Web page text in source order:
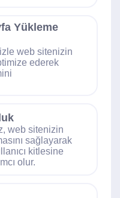
Yükleme
web sitenizin
ederek
web sitenizin
sağlayarak
kitlesine
olur.